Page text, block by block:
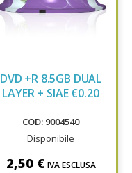
DVD +R 8.5GB DUAL
LAYER + SIAE €0.20
COD: 9004540
Disponibile
2,50 € IVA ESCLUSA